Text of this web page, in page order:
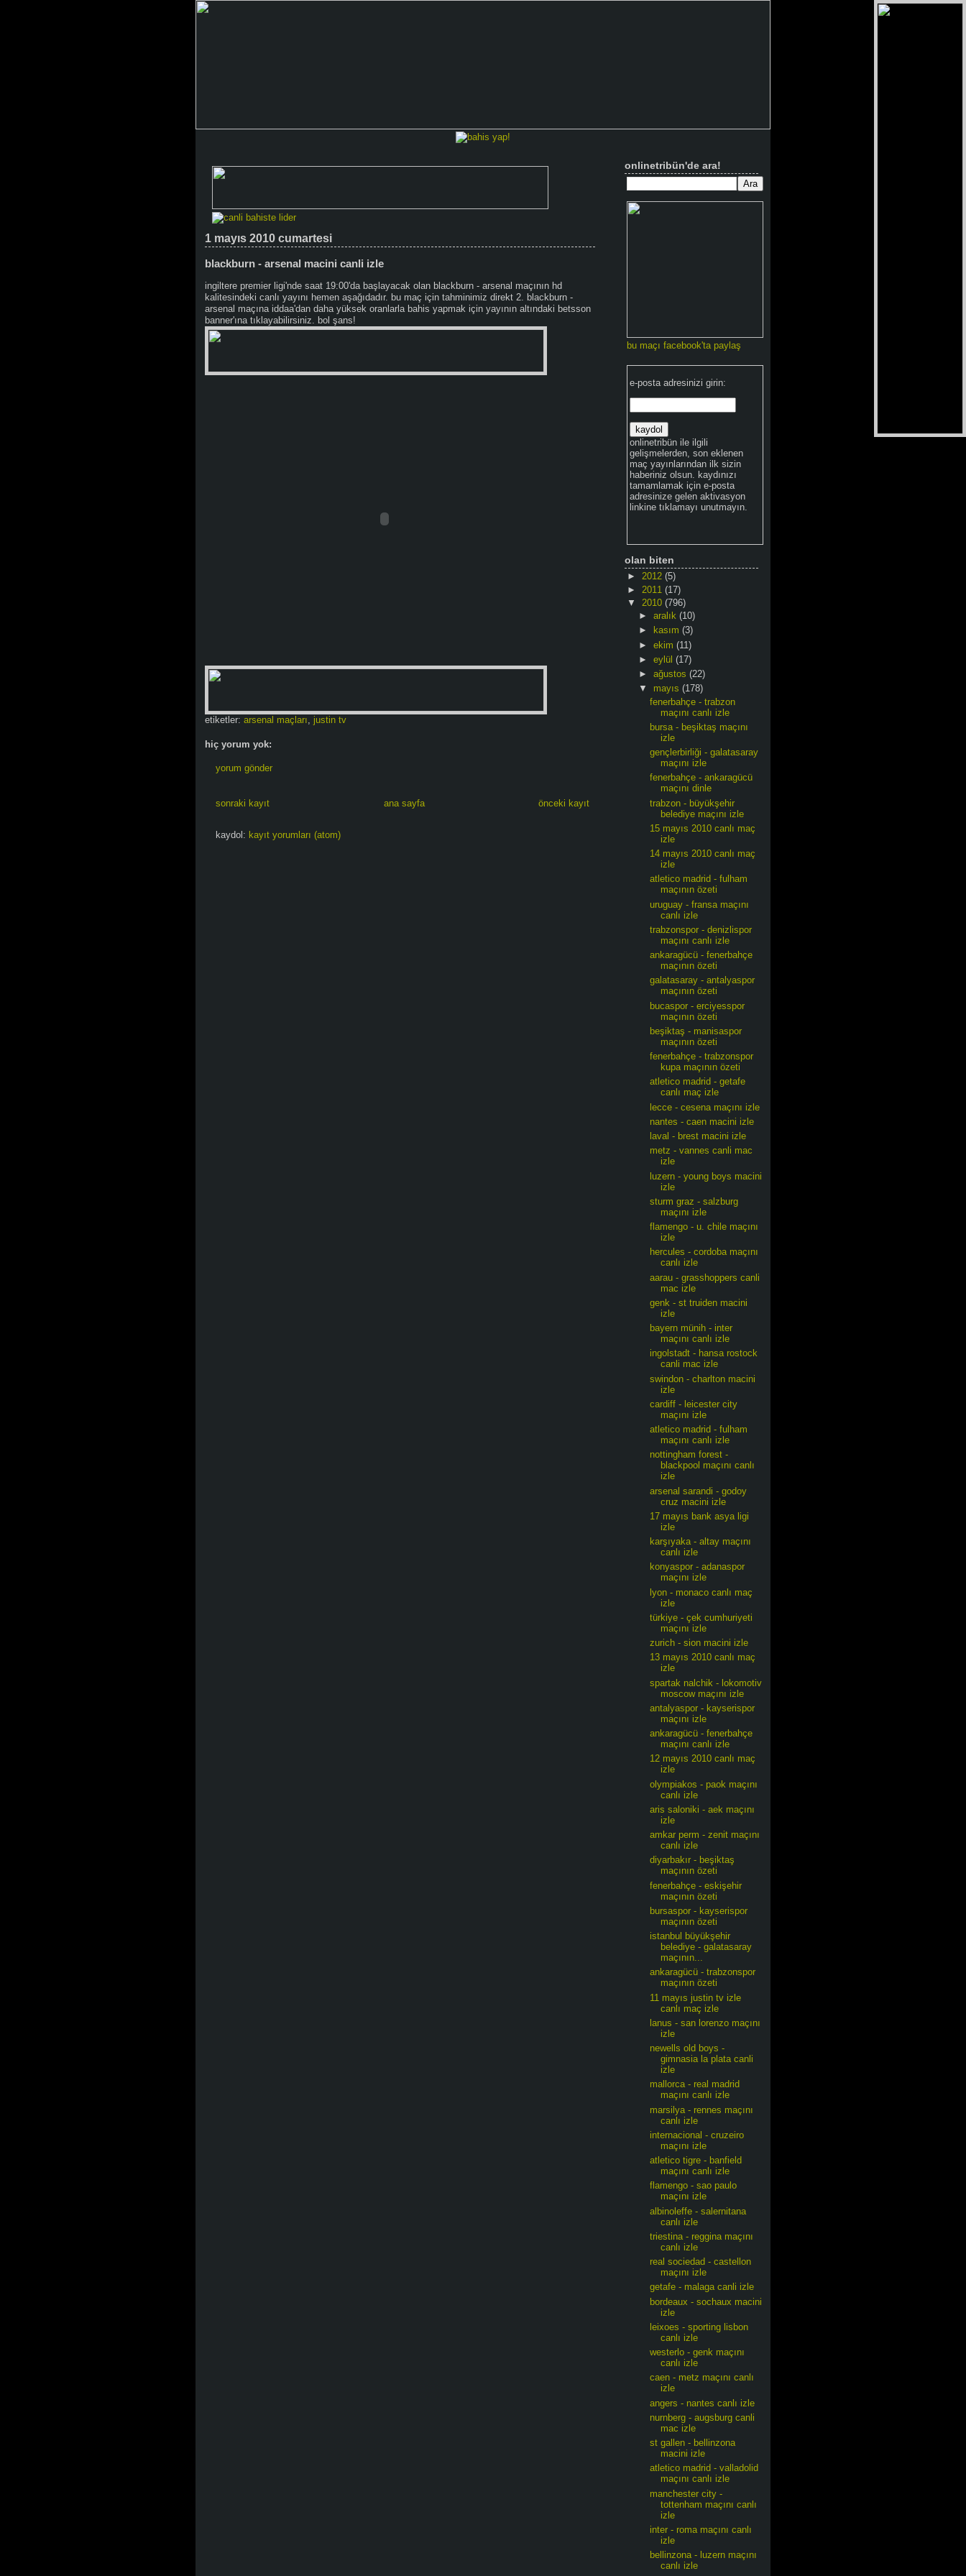
1 mayıs 2010 cumartesi
blackburn - arsenal macini canli izle
ingiltere premier ligi'nde saat 19:00'da başlayacak olan blackburn - arsenal maçının hd
kalitesindeki canlı yayını hemen aşağıdadır. bu maç için tahminimiz direkt 2. blackburn -
arsenal maçına iddaa'dan daha yüksek oranlarla bahis yapmak için yayının altındaki betsson
banner'ına tıklayabilirsiniz. bol şans!
etiketler: arsenal maçları, justin tv
hiç yorum yok:
yorum gönder
sonraki kayıt önceki kayıt
ana sayfa
kaydol: kayıt yorumları (atom)
onlinetribün'de ara!
bu maçı facebook'ta paylaş
e-posta adresinizi girin:
onlinetribün ile ilgili
gelişmelerden, son eklenen
maç yayınlarından ilk sizin
haberiniz olsun. kaydınızı
tamamlamak için e-posta
adresinize gelen aktivasyon
linkine tıklamayı unutmayın.
olan biten
► 2012 (5)
► 2011 (17)
▼ 2010 (796)
► aralık (10)
►
kasım (3)
► ekim (11)
► eylül (17)
► ağustos (22)
▼ mayıs (178)
fenerbahçe - trabzon
maçını canlı izle
bursa - beşiktaş maçını
izle
gençlerbirliği - galatasaray
maçını izle
fenerbahçe - ankaragücü
maçını dinle
trabzon - büyükşehir
belediye maçını izle
15 mayıs 2010 canlı maç
izle
14 mayıs 2010 canlı maç
izle
atletico madrid - fulham
maçının özeti
uruguay - fransa maçını
canlı izle
trabzonspor - denizlispor
maçını canlı izle
ankaragücü - fenerbahçe
maçının özeti
galatasaray - antalyaspor
maçının özeti
bucaspor - erciyesspor
maçının özeti
beşiktaş - manisaspor
maçının özeti
fenerbahçe - trabzonspor
kupa maçının özeti
atletico madrid - getafe
canlı maç izle
lecce - cesena maçını izle
nantes - caen macini izle
laval - brest macini izle
metz - vannes canli mac
izle
luzern - young boys macini
izle
sturm graz - salzburg
maçını izle
flamengo - u. chile maçını
izle
hercules - cordoba maçını
canlı izle
aarau - grasshoppers canli
mac izle
genk - st truiden macini
izle
bayern münih - inter
maçını canlı izle
ingolstadt - hansa rostock
canli mac izle
swindon - charlton macini
izle
cardiff - leicester city
maçını izle
atletico madrid - fulham
maçını canlı izle
nottingham forest -
blackpool maçını canlı
izle
arsenal sarandi - godoy
cruz macini izle
17 mayıs bank asya ligi
izle
karşıyaka - altay maçını
canlı izle
konyaspor - adanaspor
maçını izle
lyon - monaco canlı maç
izle
türkiye - çek cumhuriyeti
maçını izle
zurich - sion macini izle
13 mayıs 2010 canlı maç
izle
spartak nalchik - lokomotiv
moscow maçını izle
antalyaspor - kayserispor
maçını izle
ankaragücü - fenerbahçe
maçını canlı izle
12 mayıs 2010 canlı maç
izle
olympiakos - paok maçını
canlı izle
aris saloniki - aek maçını
izle
amkar perm - zenit maçını
canlı izle
diyarbakır - beşiktaş
maçının özeti
fenerbahçe - eskişehir
maçının özeti
bursaspor - kayserispor
maçının özeti
istanbul büyükşehir
belediye - galatasaray
maçının...
ankaragücü - trabzonspor
maçının özeti
11 mayıs justin tv izle
canlı maç izle
lanus - san lorenzo maçını
izle
newells old boys -
gimnasia la plata canli
izle
mallorca - real madrid
maçını canlı izle
marsilya - rennes maçını
canlı izle
internacional - cruzeiro
maçını izle
atletico tigre - banfield
maçını canlı izle
flamengo - sao paulo
maçını izle
albinoleffe - salernitana
canlı izle
triestina - reggina maçını
canlı izle
real sociedad - castellon
maçını izle
getafe - malaga canli izle
bordeaux - sochaux macini
izle
leixoes - sporting lisbon
canlı izle
westerlo - genk maçını
canlı izle
caen - metz maçını canlı
izle
angers - nantes canlı izle
nurnberg - augsburg canli
mac izle
st gallen - bellinzona
macini izle
atletico madrid - valladolid
maçını canlı izle
manchester city -
tottenham maçını canlı
izle
inter - roma maçını canlı
izle
bellinzona - luzern maçını
canlı izle